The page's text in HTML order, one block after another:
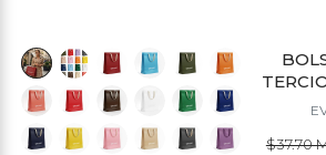
$37.70